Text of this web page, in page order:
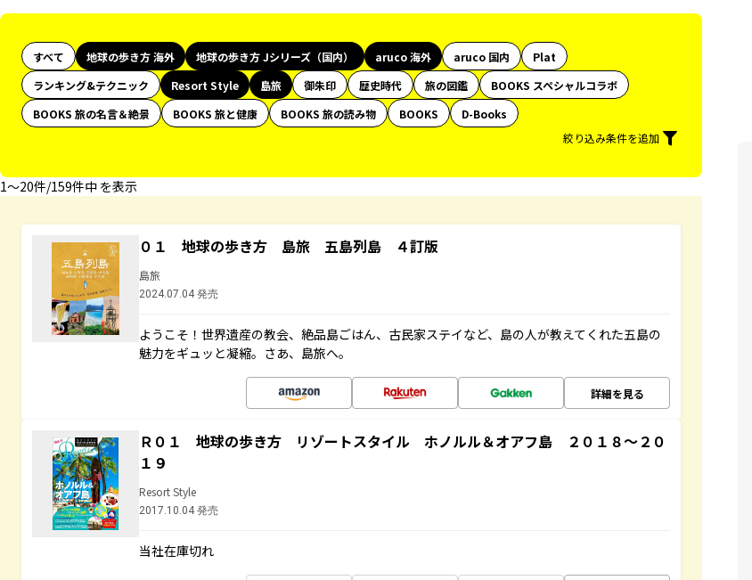
すべて 地球の歩き方 海外 地球の歩き方 Jシリーズ（国内） aruco 海外 aruco 国内
Plat
ランキング&テクニック
Resort Style 島旅 御朱印 歴史時代 旅の図鑑
BOOKS スペシャルコラボ
BOOKS 旅の名言＆絶景
BOOKS 旅と健康 BOOKS 旅の読み物 BOOKS
D-Books
絞り込み条件を追加
1〜20件/159件中 を表示
０１ 地球の歩き方 島旅 五島列島 ４訂版
島旅
2024.07.04 発売
ようこそ！世界遺産の教会、絶品島ごはん、古民家ステイなど、島の人が教えてくれた五島の
魅力をギュッと凝縮。さあ、島旅へ。
詳細を見る
Ｒ０１ 地球の歩き方 リゾートスタイル ホノルル＆オアフ島 ２０１８～２０
１９
Resort Style
2017.10.04 発売
当社在庫切れ